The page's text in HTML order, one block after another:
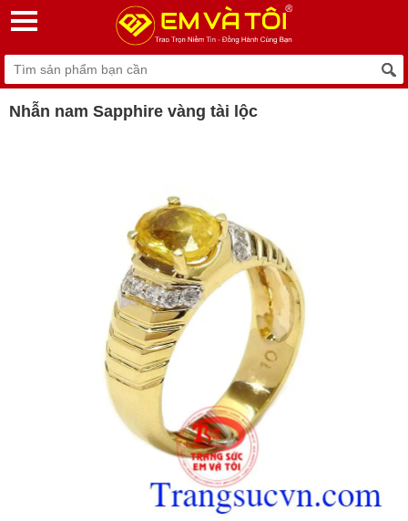
Nhẫn nam Sapphire vàng tài lộc